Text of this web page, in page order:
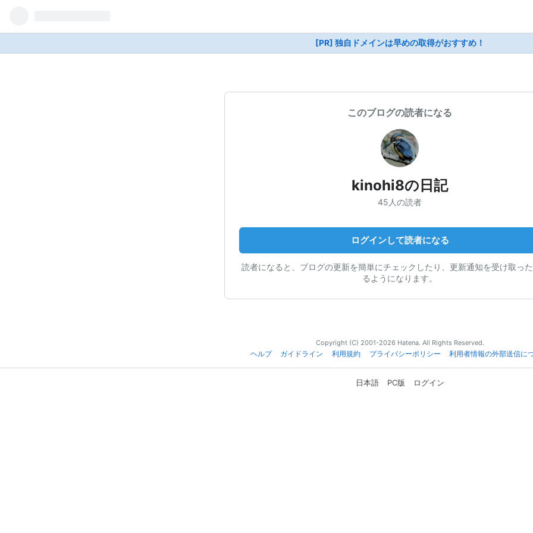
[PR] 独自ドメインは早めの取得がおすすめ！
このブログの読者になる
kinohi8の日記
45人の読者
ログインして読者になる
読者になると、ブログの更新を簡単にチェックしたり、更新通知を受け取っ
るようになります。
Copyright (C) 2001-2026 Hatena. All Rights Reserved.
ヘルプ
ガイドライン 利用規約 プライバシーポリシー 利用者情報の外部送信に
日本語 PC版 ログイン